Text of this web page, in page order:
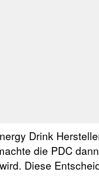
Drink
die PDC
Diese